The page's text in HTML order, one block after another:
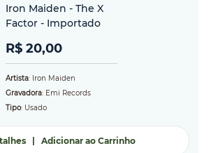
Iron Maiden - The X
Factor - Importado
R$ 20,00
Artista: Iron Maiden
Gravadora: Emi Records
Tipo: Usado
| Adicionar ao Carrinho